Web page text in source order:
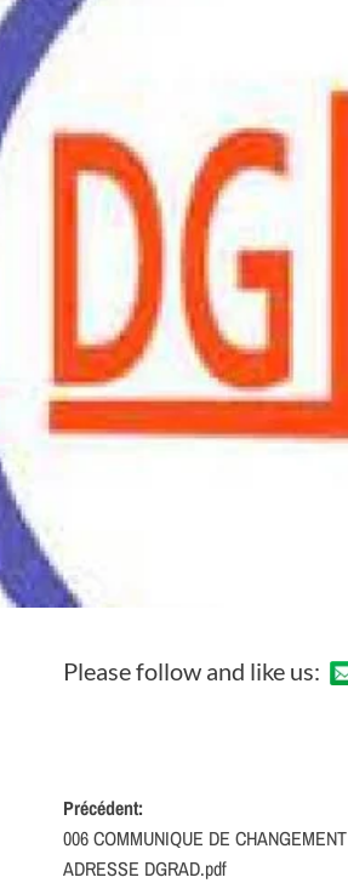
Please follow and like us:
Navigation
d’article
Précédent:
006 COMMUNIQUE DE CHANGEMENT
ADRESSE DGRAD.pdf